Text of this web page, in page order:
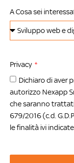
A Cosa sei
Privacy
Dichiaro di aver
autorizzo Nexapp
che saranno
679/2016 (c.d.
le finalità ivi indicate.